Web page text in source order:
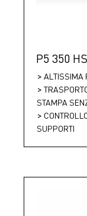
P5 350
ALTISSIMA
STAMPA
SUPPORTI